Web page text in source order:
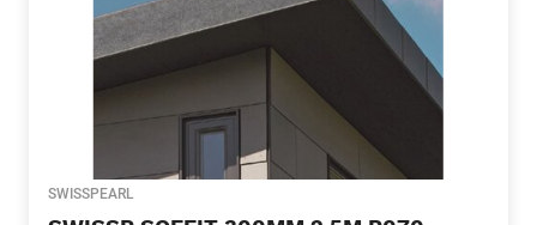
SWISSPEARL